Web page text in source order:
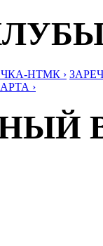
НТМК ›
›